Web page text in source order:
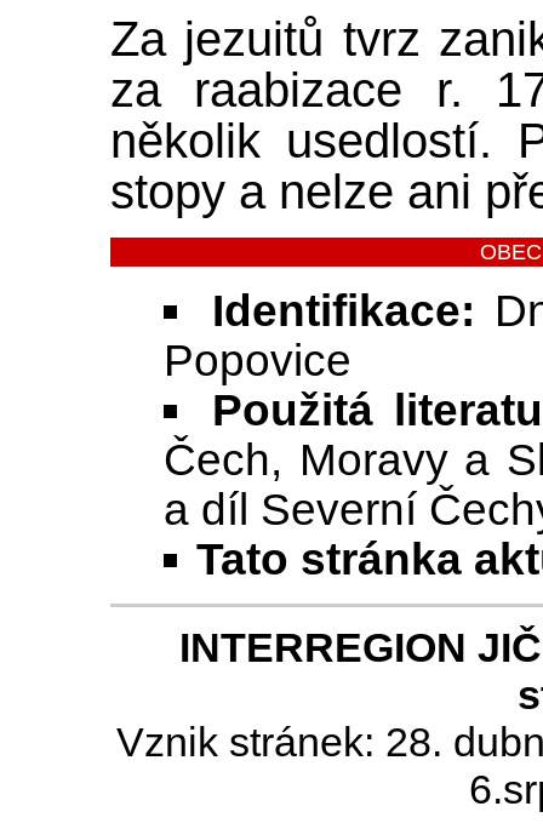
Za jezuitů tvrz
za raabizace r.
několik usedlostí.
stopy a nelze ani
Identifikace:
Popovice
Použitá
Čech, Moravy a
a díl Severní
Tato stránka
INTERREGION
Vznik stránek: 28.